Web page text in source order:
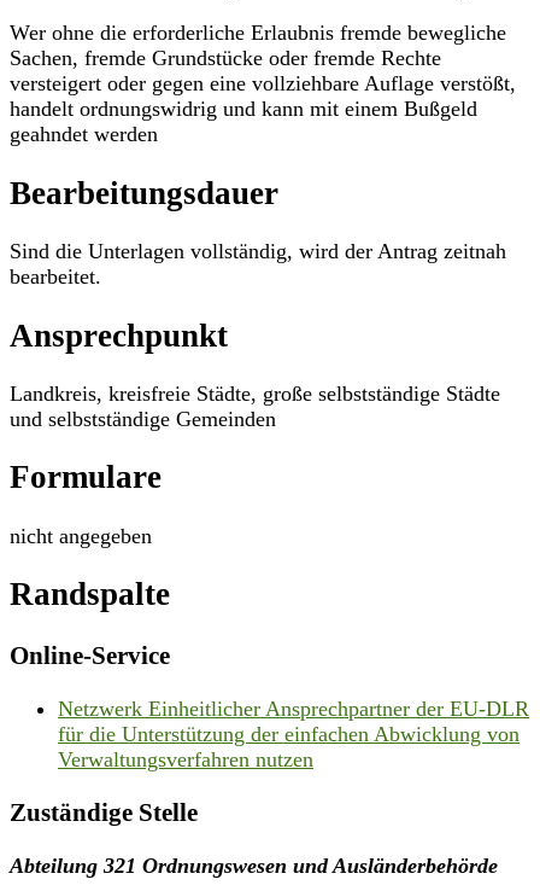
Wer ohne die erforderliche Erlaubnis fremde bewegliche
Sachen, fremde Grundstücke oder fremde Rechte
versteigert oder gegen eine vollziehbare Auflage verstößt,
handelt ordnungswidrig und kann mit einem Bußgeld
geahndet werden
Bearbeitungsdauer
Sind die Unterlagen vollständig, wird der Antrag zeitnah
bearbeitet.
Ansprechpunkt
Landkreis, kreisfreie Städte, große selbstständige Städte
und selbstständige Gemeinden
Formulare
nicht angegeben
Randspalte
Online-Service
Netzwerk Einheitlicher Ansprechpartner der EU-DLR
für die Unterstützung der einfachen Abwicklung von
Verwaltungsverfahren nutzen
Zuständige Stelle
Abteilung 321 Ordnungswesen und Ausländerbehörde